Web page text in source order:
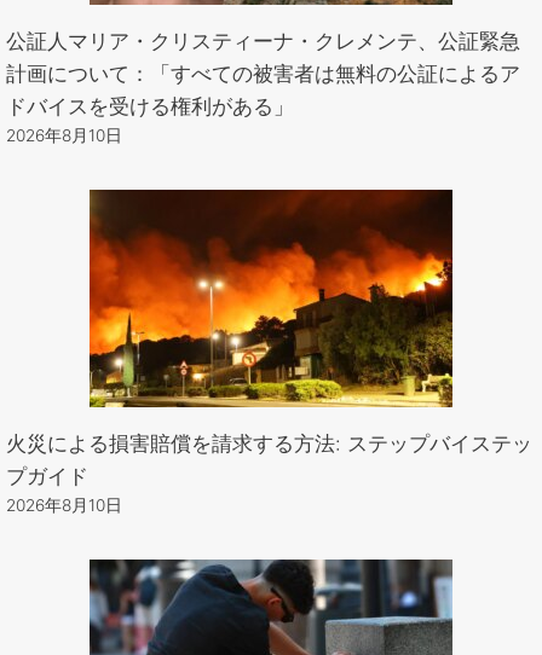
公証人マリア・クリスティーナ・クレメンテ、公証緊急
計画について：「すべての被害者は無料の公証によるア
ドバイスを受ける権利がある」
2026年8月10日
火災による損害賠償を請求する方法: ステップバイステッ
プガイド
2026年8月10日